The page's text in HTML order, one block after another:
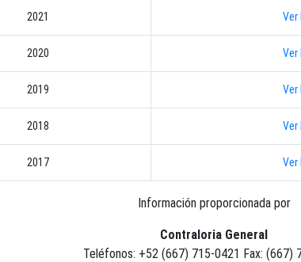
2021 Ver
2020 Ver
2019 Ver
2018 Ver
2017 Ver
Información proporcionada por
Contraloria General
Teléfonos: +52 (667) 715-0421 Fax: (667)